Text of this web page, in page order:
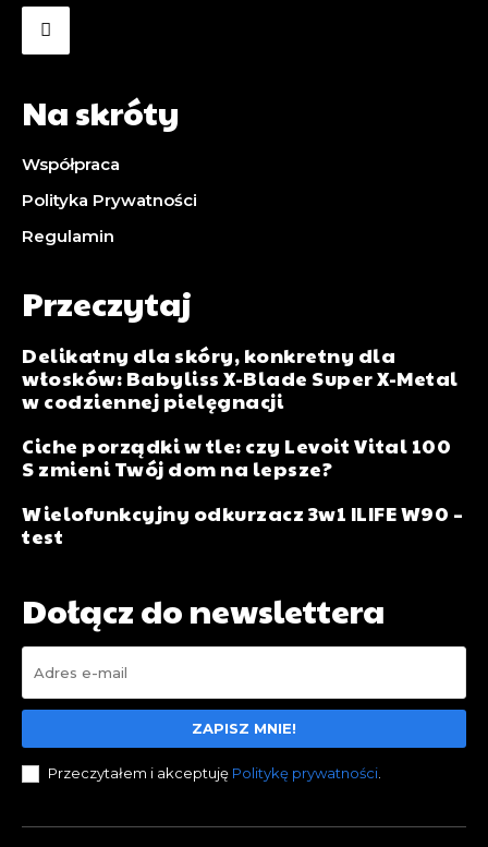
Na skróty
Współpraca
Polityka Prywatności
Regulamin
Przeczytaj
Delikatny dla skóry, konkretny dla
włosków: Babyliss X-Blade Super X-Metal
w codziennej pielęgnacji
Ciche porządki w tle: czy Levoit Vital 100
S zmieni Twój dom na lepsze?
Wielofunkcyjny odkurzacz 3w1 ILIFE W90 –
test
Dołącz do newslettera
ZAPISZ MNIE!
Przeczytałem i akceptuję Politykę prywatności